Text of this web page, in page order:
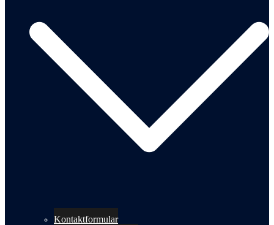
Kontaktformular